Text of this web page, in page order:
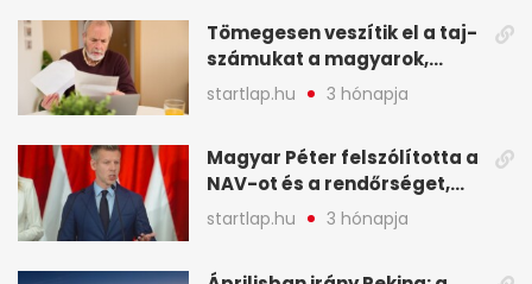
legfontosabb hírei
képekben
Tömegesen veszítik el a taj-
számukat a magyarok,
sokak ellen eljárást indít a
NAV - A hét hírei képekben
startlap.hu 3 hónapja
Magyar Péter felszólította a
NAV-ot és a rendőrséget,
tartóztassák le a NER-es
oligarchákat - A hét
startlap.hu 3 hónapja